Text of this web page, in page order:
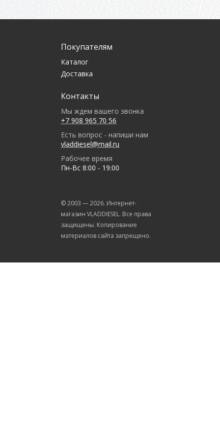
Покупателям
Каталог
Доставка
Контакты
Мы ждем вашего звонка
+7 908 965 70 56
Есть вопрос - напиши нам
vladdiesel@mail.ru
Рабочее время
Пн-Вс 8:00 - 19:00
© 2003 —2026. Интернет-
магазин VLADDIESEL. Все права
защищены. Копирование
материалов сайта запрещено.